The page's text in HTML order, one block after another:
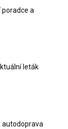
a
leták
autodoprava